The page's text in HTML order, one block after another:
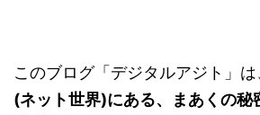
このブログ「デジタルアジト」は
(ネット世界)にある、まあくの秘